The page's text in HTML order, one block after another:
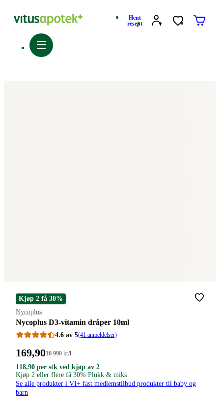
Hent
resept
Kjøp 2 få 30%
Merke:
Nycoplus
Nycoplus D3-vitamin dråper 10ml
4.6 av 5(41 anmeldelser)
Pris:
169,90
kroner.
169,90Stykkpris:
990,00/l
kroner.
16 990 kr/l
118,90
kroner
per
stk
ved
118,90
kroner.
118,90 per stk ved kjøp av 2
Kjøp 2 eller flere få 30% Plukk & miks
Se alle produkter i VI+ fast medlemstilbud produkter til baby og
barn